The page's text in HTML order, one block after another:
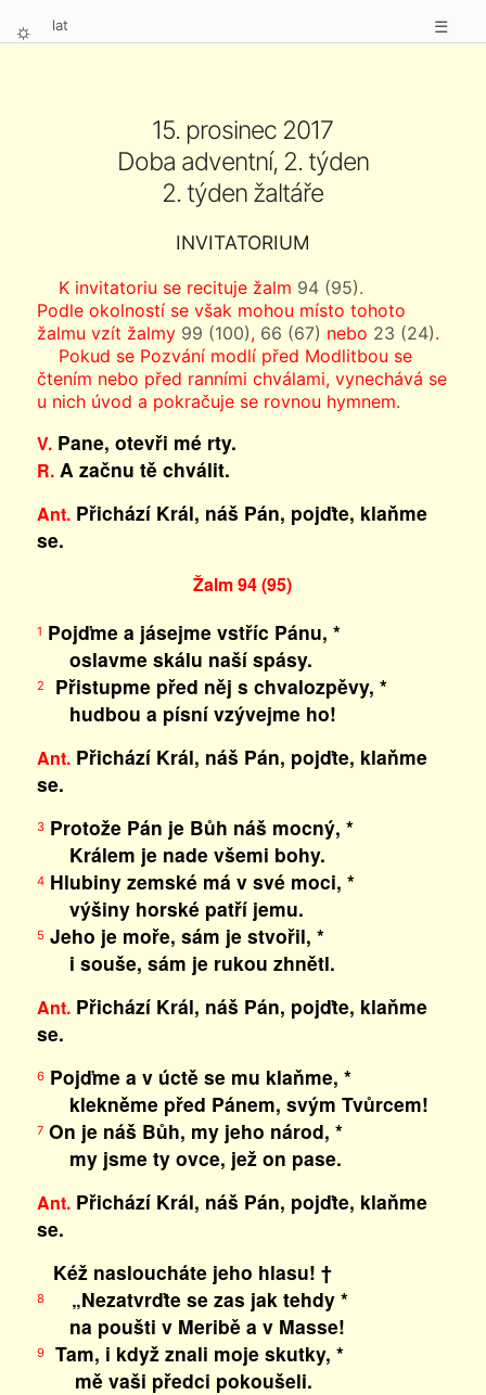
⛭ lat ☰
15. prosinec 2017
Doba adventní, 2. týden
2. týden žaltáře
INVITATORIUM
K invitatoriu se recituje žalm 94 (95).
Podle okolností se však mohou místo tohoto
žalmu vzít žalmy 99 (100), 66 (67) nebo 23 (24).
Pokud se Pozvání modlí před Modlitbou se
čtením nebo před ranními chválami, vynechává se
u nich úvod a pokračuje se rovnou hymnem.
V.Pane, otevři mé rty.
R.A začnu tě chválit.
Ant.Přichází Král, náš Pán, pojďte, klaňme
se.
Žalm 94 (95)
1 Pojďme a jásejme vstříc Pánu, *
oslavme skálu naší spásy.
2
Přistupme před něj s chvalozpěvy, *
hudbou a písní vzývejme ho!
Ant.Přichází Král, náš Pán, pojďte, klaňme
se.
3Protože Pán je Bůh náš mocný, *
Králem je nade všemi bohy.
4Hlubiny zemské má v své moci, *
výšiny horské patří jemu.
5 Jeho je moře, sám je stvořil, *
i souše, sám je rukou zhnětl.
Ant.Přichází Král, náš Pán, pojďte, klaňme
se.
6Pojďme a v úctě se mu klaňme, *
klekněme před Pánem, svým Tvůrcem!
7On je náš Bůh, my jeho národ, *
my jsme ty ovce, jež on pase.
Ant.Přichází Král, náš Pán, pojďte, klaňme
se.
Kéž nasloucháte jeho hlasu! †
8
„Nezatvrďte se zas jak tehdy *
na poušti v Meribě a v Masse!
9Tam, i když znali moje skutky, *
mě vaši předci pokoušeli.